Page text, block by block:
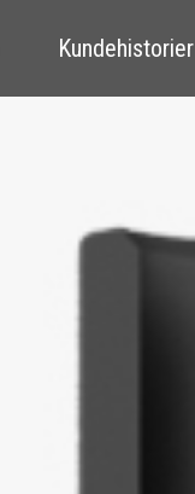
Kundehistorier